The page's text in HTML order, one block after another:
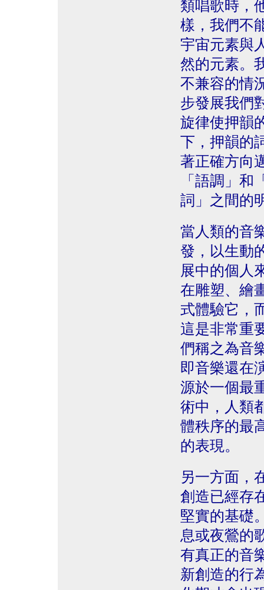
類唱歌時，
樣，我們不
宇宙元素與
然的元素。
不兼容的情
步發展我們
旋律使押韻
下，押韻的
著正確方向
「語調」
詞」之間的
當人類的音
發，以生動
展中的個人
在雕塑、繪
式體驗它，
這是非常重
們稱之為音
即音樂還在
源於一個最
術中，人類
體秩序的最
的表現。
另一方面，
創造已經存
堅實的基礎
息或夜鶯的
有真正的音
新創造的行